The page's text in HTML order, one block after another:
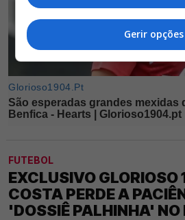
FUTEBOL
EXCLUSIVO GLORIOSO
COSTA PERDE A
'DOSSIÊ PALHINHA' NO
Gerir opções